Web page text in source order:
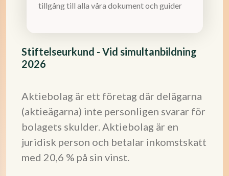
Stiftelseurkund - Vid simultanbildning
2026
Aktiebolag är ett företag där delägarna
(aktieägarna) inte personligen svarar för
bolagets skulder. Aktiebolag är en
juridisk person och betalar inkomstskatt
med 20,6 % på sin vinst.
tillgång till alla våra dokument och guider